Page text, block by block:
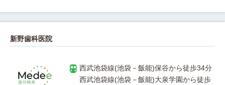
新野歯科医院
西武池袋線(池袋－飯能)大泉学園から徒歩